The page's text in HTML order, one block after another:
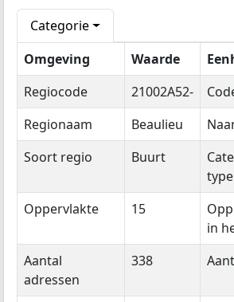
Categorie
Omgeving
Waarde
Regiocode
21002A52-
Regionaam
Beaulieu
Soort regio
Buurt
type
Oppervlakte 15
in
Aantal
adressen
338